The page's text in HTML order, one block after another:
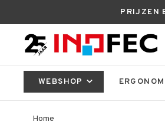
PRIJZEN
WEBSHOP
Home